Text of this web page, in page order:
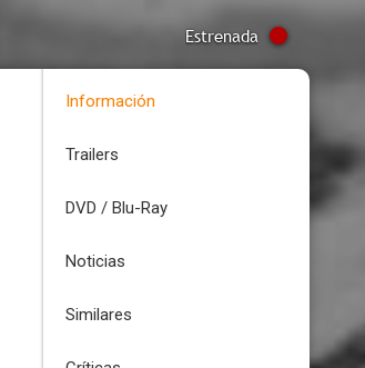
Estrenada
Información
Trailers
DVD / Blu-Ray
Noticias
Similares